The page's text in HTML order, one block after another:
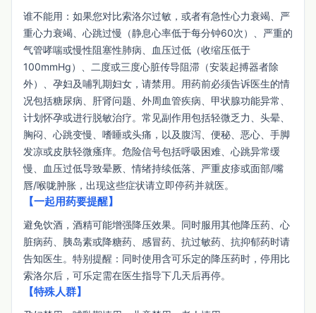
谁不能用：如果您对比索洛尔过敏，或者有急性心力衰竭、严
重心力衰竭、心跳过慢（静息心率低于每分钟60次）、严重的
气管哮喘或慢性阻塞性肺病、血压过低（收缩压低于
100mmHg）、二度或三度心脏传导阻滞（安装起搏器者除
外）、孕妇及哺乳期妇女，请禁用。用药前必须告诉医生的情
况包括糖尿病、肝肾问题、外周血管疾病、甲状腺功能异常、
计划怀孕或进行脱敏治疗。常见副作用包括轻微乏力、头晕、
胸闷、心跳变慢、嗜睡或头痛，以及腹泻、便秘、恶心、手脚
发凉或皮肤轻微瘙痒。危险信号包括呼吸困难、心跳异常缓
慢、血压过低导致晕厥、情绪持续低落、严重皮疹或面部/嘴
唇/喉咙肿胀，出现这些症状请立即停药并就医。
【一起用药要提醒】
避免饮酒，酒精可能增强降压效果。同时服用其他降压药、心
脏病药、胰岛素或降糖药、感冒药、抗过敏药、抗抑郁药时请
告知医生。特别提醒：同时使用含可乐定的降压药时，停用比
索洛尔后，可乐定需在医生指导下几天后再停。
【特殊人群】